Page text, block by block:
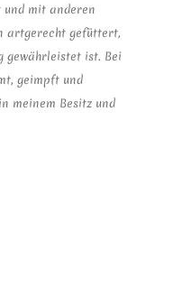
und mit anderen
artgerecht gefüttert,
gewährleistet ist. Bei
geimpft und
meinem Besitz und